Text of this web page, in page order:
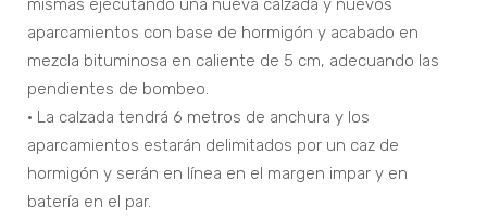
mismas ejecutando una nueva calzada y nuevos
aparcamientos con base de hormigón y acabado en
mezcla bituminosa en caliente de 5 cm, adecuando las
pendientes de bombeo.
• La calzada tendrá 6 metros de anchura y los
aparcamientos estarán delimitados por un caz de
hormigón y serán en línea en el margen impar y en
batería en el par.